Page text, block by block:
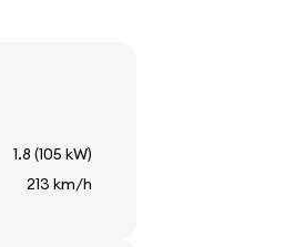
1.8 (105 kW)
213 km/h